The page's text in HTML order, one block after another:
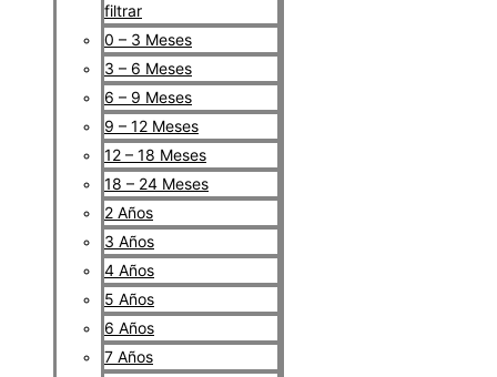
filtrar
0 – 3 Meses
3 – 6 Meses
6 – 9 Meses
9 – 12 Meses
12 – 18 Meses
18 – 24 Meses
2 Años
3 Años
4 Años
5 Años
6 Años
7 Años